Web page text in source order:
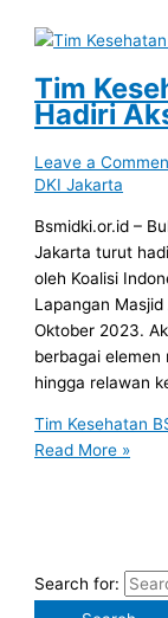
Tim
Hadiri
Leave a
DKI Jakarta
Bsmidki.or.id –
Jakarta turut
oleh Koalisi
Lapangan
Oktober 2023.
berbagai
hingga relawan
Tim Kesehatan
Read More »
Search for: